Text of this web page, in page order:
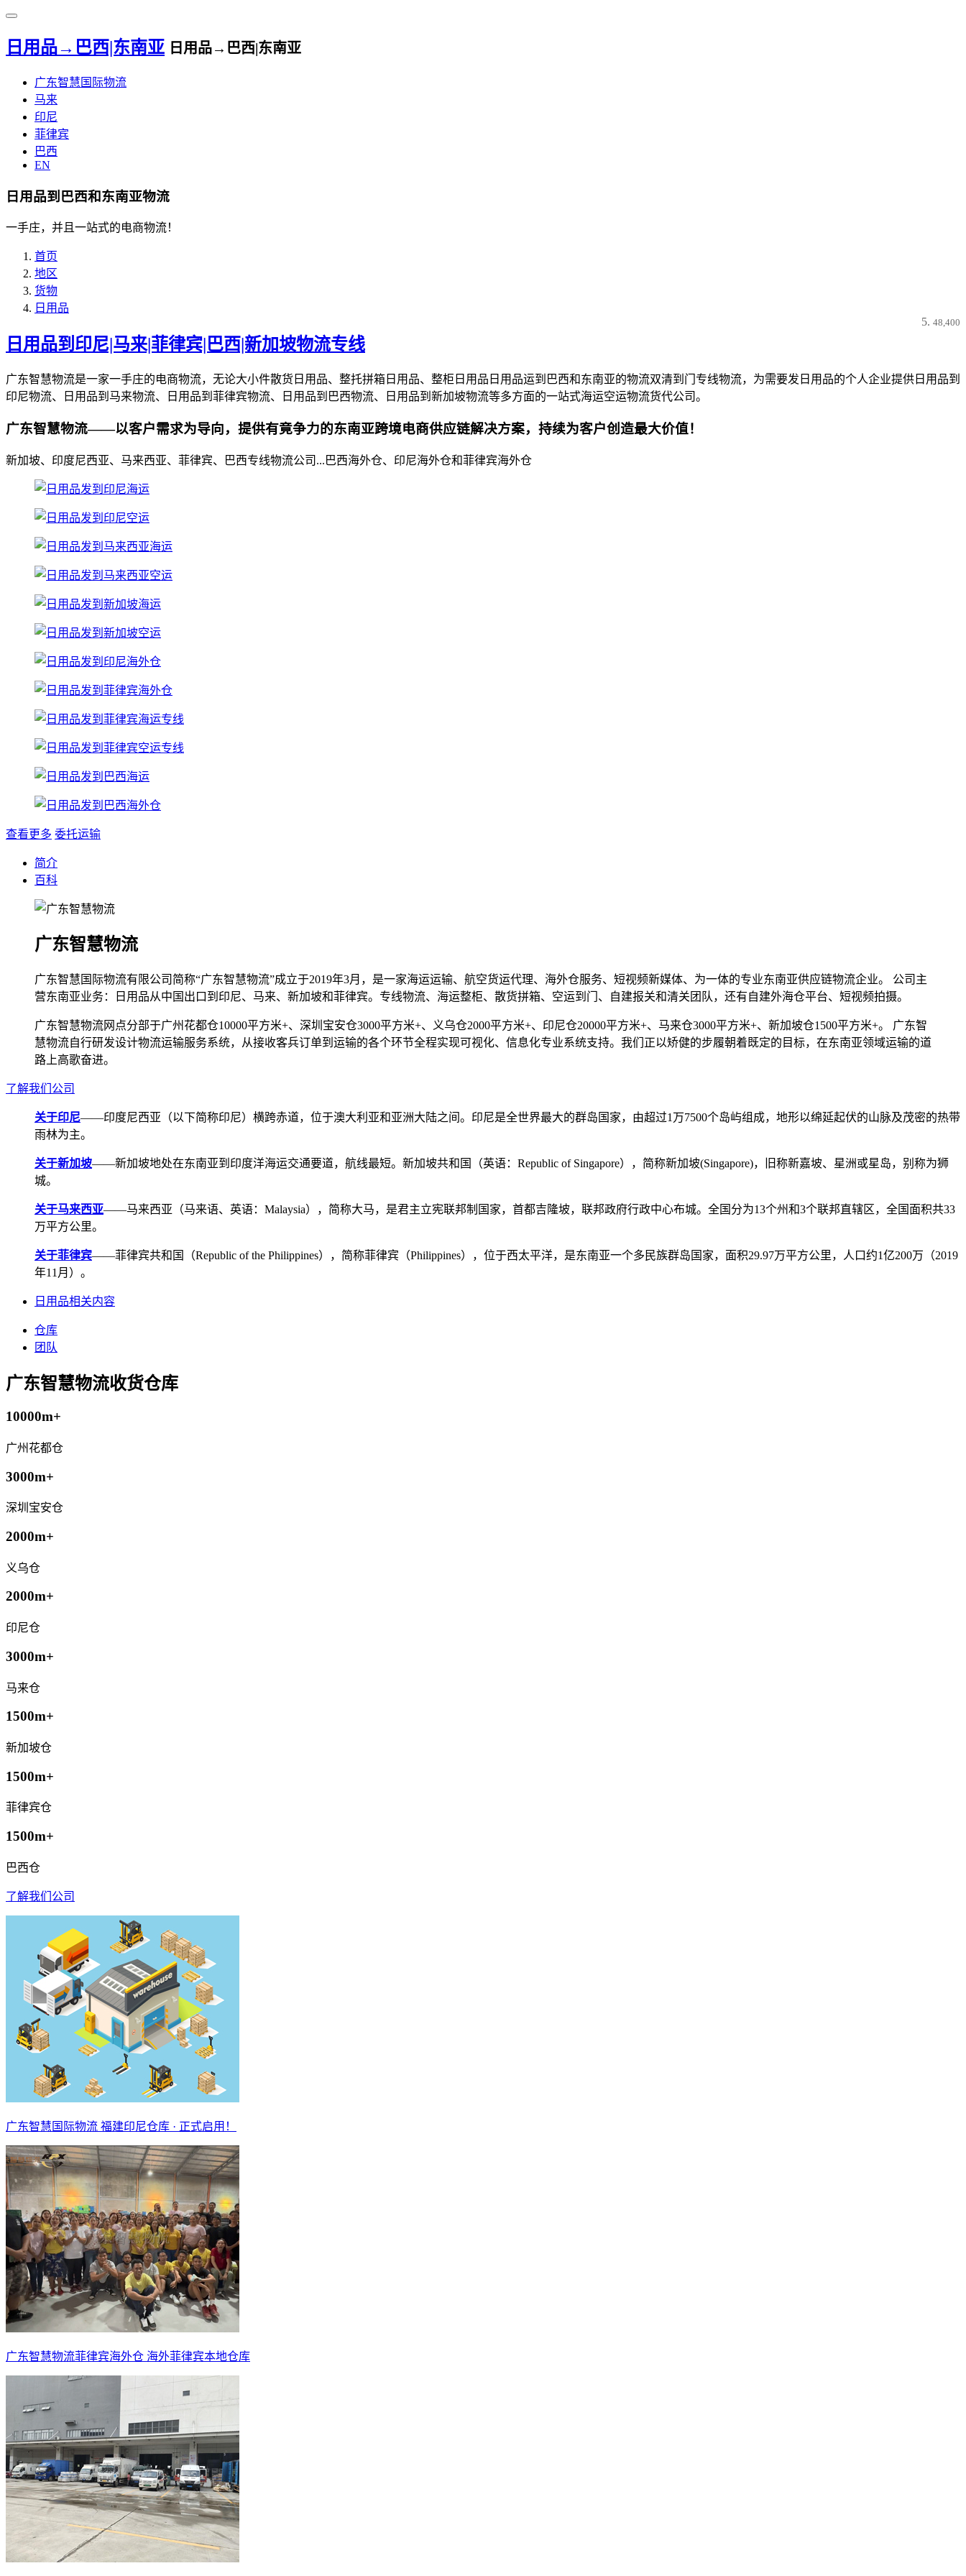
日用品→巴西|东南亚 日用品→巴西|东南亚
广东智慧国际物流
马来
印尼
菲律宾
巴西
EN
日用品到巴西和东南亚物流
一手庄，并且一站式的电商物流！
首页
地区
货物
日用品
48,400
日用品到印尼|马来|菲律宾|巴西|新加坡物流专线
广东智慧物流是一家一手庄的电商物流，无论大小件散货日用品、整托拼箱日用品、整柜日用品日用品运到巴西和东南亚的物流双清到门专线物流，为需要发日用品的个人企业提供日用品到
印尼物流、日用品到马来物流、日用品到菲律宾物流、日用品到巴西物流、日用品到新加坡物流等多方面的一站式海运空运物流货代公司。
广东智慧物流——以客户需求为导向，提供有竟争力的东南亚跨境电商供应链解决方案，持续为客户创造最大价值！
新加坡、印度尼西亚、马来西亚、菲律宾、巴西专线物流公司...巴西海外仓、印尼海外仓和菲律宾海外仓
查看更多 委托运输
简介
百科
广东智慧物流
广东智慧国际物流有限公司简称“广东智慧物流”成立于2019年3月，是一家海运运输、航空货运代理、海外仓服务、短视频新媒体、为一体的专业东南亚供应链物流企业。 公司主
营东南亚业务：日用品从中国出口到印尼、马来、新加坡和菲律宾。专线物流、海运整柜、散货拼箱、空运到门、自建报关和清关团队，还有自建外海仓平台、短视频拍摄。
广东智慧物流网点分部于广州花都仓10000平方米+、深圳宝安仓3000平方米+、义乌仓2000平方米+、印尼仓20000平方米+、马来仓3000平方米+、新加坡仓1500平方米+。 广东智
慧物流自行研发设计物流运输服务系统，从接收客兵订单到运输的各个环节全程实现可视化、信息化专业系统支持。我们正以矫健的步履朝着既定的目标，在东南亚领域运输的道
路上高歌奋进。
了解我们公司
关于印尼——印度尼西亚（以下简称印尼）横跨赤道，位于澳大利亚和亚洲大陆之间。印尼是全世界最大的群岛国家，由超过1万7500个岛屿组成，地形以绵延起伏的山脉及茂密的热带
雨林为主。
关于新加坡——新加坡地处在东南亚到印度洋海运交通要道，航线最短。新加坡共和国（英语：Republic of Singapore），简称新加坡(Singapore)，旧称新嘉坡、星洲或星岛，别称为狮
城。
关于马来西亚——马来西亚（马来语、英语：Malaysia），简称大马，是君主立宪联邦制国家，首都吉隆坡，联邦政府行政中心布城。全国分为13个州和3个联邦直辖区，全国面积共33
万平方公里。
关于菲律宾——菲律宾共和国（Republic of the Philippines），简称菲律宾（Philippines），位于西太平洋，是东南亚一个多民族群岛国家，面积29.97万平方公里，人口约1亿200万（2019
年11月）。
日用品相关内容
仓库
团队
广东智慧物流收货仓库
10000m+
广州花都仓
3000m+
深圳宝安仓
2000m+
义乌仓
2000m+
印尼仓
3000m+
马来仓
1500m+
新加坡仓
1500m+
菲律宾仓
1500m+
巴西仓
了解我们公司
广东智慧国际物流 福建印尼仓库 · 正式启用！
广东智慧物流菲律宾海外仓 海外菲律宾本地仓库